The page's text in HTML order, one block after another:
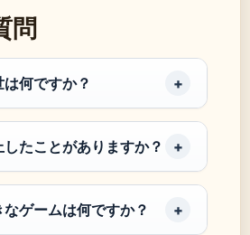
問
何ですか？
たことがありますか？
ゲームは何ですか？